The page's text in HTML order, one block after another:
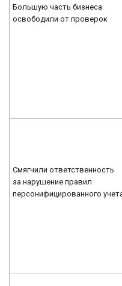
Большую часть бизнеса
освободили от проверок
Смягчили ответственность
за нарушение правил
персонифицированного